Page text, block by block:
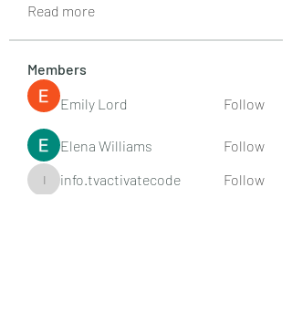
Read more
Members
Emily Lord
Follow
Elena Williams Follow
info.tvactivatecode
info.tvactivatecode
Follow